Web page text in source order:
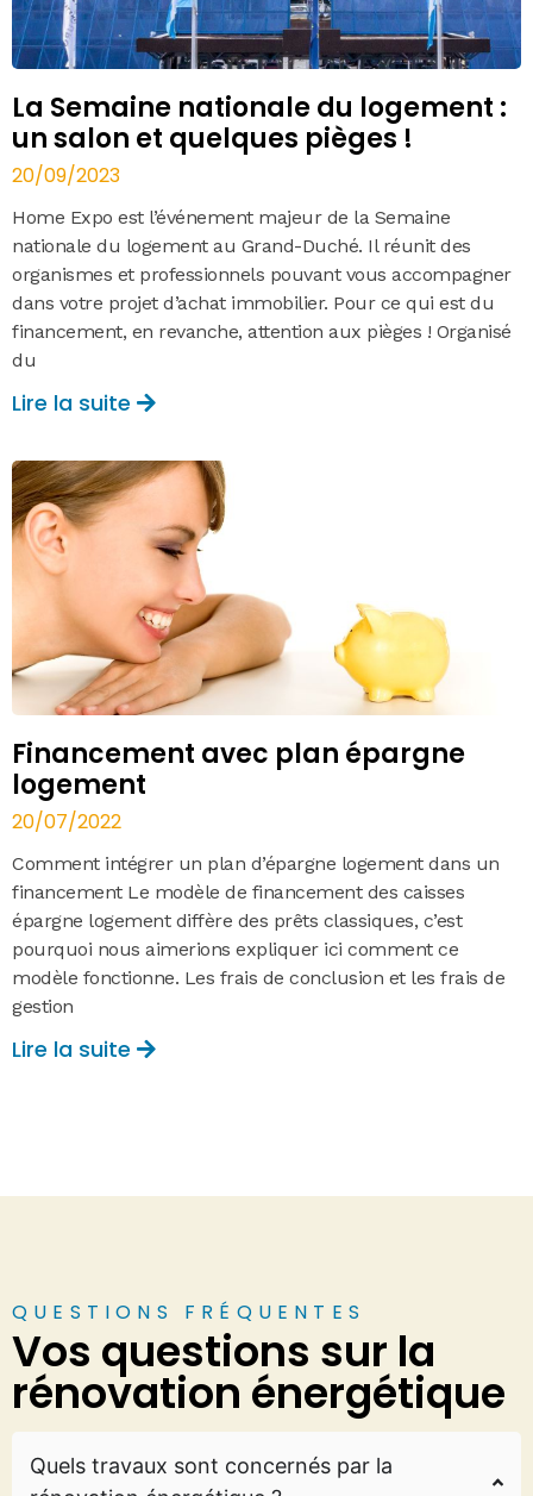
La Semaine nationale du logement :
un salon et quelques pièges !
20/09/2023
Home Expo est l’événement majeur de la Semaine
nationale du logement au Grand-Duché. Il réunit des
organismes et professionnels pouvant vous accompagner
dans votre projet d’achat immobilier. Pour ce qui est du
financement, en revanche, attention aux pièges ! Organisé
du
Lire la suite
Financement avec plan épargne
logement
20/07/2022
Comment intégrer un plan d’épargne logement dans un
financement Le modèle de financement des caisses
épargne logement diffère des prêts classiques, c’est
pourquoi nous aimerions expliquer ici comment ce
modèle fonctionne. Les frais de conclusion et les frais de
gestion
Lire la suite
QUESTIONS FRÉQUENTES
Vos questions sur la
rénovation énergétique
Quels travaux sont concernés par la